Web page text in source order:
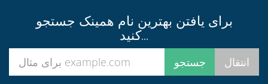
برای یافتن بهترین نام همینک جستجو
کنید...